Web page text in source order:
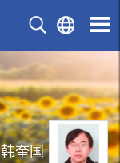
韩奎国